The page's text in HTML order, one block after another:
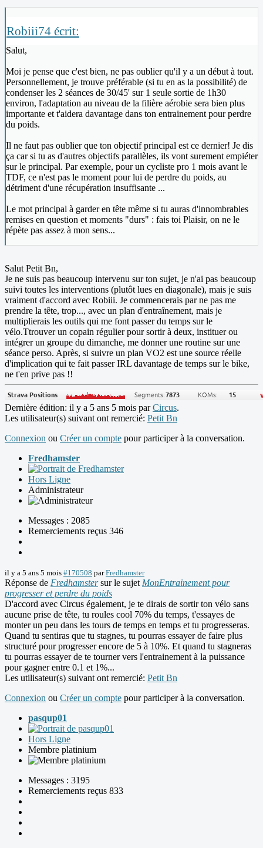
Robiii74 écrit:
Salut,
Moi je pense que c'est bien, ne pas oublier qu'il y a un début à tout.
Personnellement, je trouve préférable (si tu en as la possibilité) de
condenser les 2 séances de 30/45' sur 1 seule sortie de 1h30
environ, l'adaptation au niveau de la filière aérobie sera bien plus
importante et t'aidera davantage dans ton entrainement pour perdre
du poids.
Il ne faut pas oublier que ton objectif principal est ce dernier! Je dis
ça car si tu as d'autres objectifs parallèles, ils vont surement empiéter
sur le principal. Par exemple, pour un cycliste pro 1 mois avant le
TDF, ce n'est pas le moment pour lui de perdre du poids, au
détriment d'une récupération insuffisante ...
Le mot principal à garder en tête même si tu auras d'innombrables
remises en question et moments "durs" : fais toi Plaisir, on ne le
répète pas assez à mon sens...
Salut Petit Bn,
Je ne suis pas beaucoup intervenu sur ton sujet, je n'ai pas beaucoup
suivi toutes les interventions (plutôt lues en diagonale), mais je suis
vraiment d'accord avec Robiii. Je commencerais par ne pas me
prendre la tête, trop..., avec un plan d'entraînement, mais je
multiplierais les outils qui me font passer du temps sur le
vélo.Ttrouver un copain régulier pour sortir à deux, instituer ou
intégrer un groupe du dimanche, me donner une routine sur une
séance perso. Après, si suivre un plan VO2 est une source réelle
d'implication qui te fait passer IRL davantage de temps sur le bike,
ne t'en prive pas !!
Dernière édition: il y a 5 ans 5 mois parCircus.
Les utilisateur(s) suivant ont remercié: Petit Bn
Connexion ou Créer un compte pour participer à la conversation.
Fredhamster
Hors Ligne
Administrateur
Messages : 2085
Remerciements reçus 346
il y a 5 ans 5 mois #170508 parFredhamster
Réponse de Fredhamstersur le sujet MonEntrainement pour
progresser et perdre du poids
D'accord avec Circus également, je te dirais de sortir ton vélo sans
aucune prise de tête, tu roules cool 70% du temps, t'essayes de
monter un peu dans les tours de temps en temps et tu progresseras.
Quand tu sentiras que tu stagnes, tu pourras essayer de faire plus
structuré pour progresser encore de 5 à 10%. Et quand tu stagneras
tu pourras essayer de te tourner vers l'entrainement à la puissance
pour gagner entre 0.1 et 1%...
Les utilisateur(s) suivant ont remercié: Petit Bn
Connexion ou Créer un compte pour participer à la conversation.
pasqup01
Hors Ligne
Membre platinium
Messages : 3195
Remerciements reçus 833